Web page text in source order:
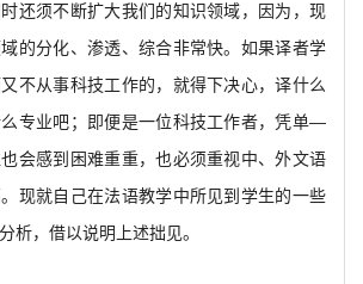
还须不断扩大我们的知识领域，因为，现
的分化、渗透、综合非常快。如果译者学
不从事科技工作的，就得下决心，译什么
专业吧；即便是一位科技工作者，凭单—
会感到困难重重，也必须重视中、外文语
现就自己在法语教学中所见到学生的一些
析，借以说明上述拙见。